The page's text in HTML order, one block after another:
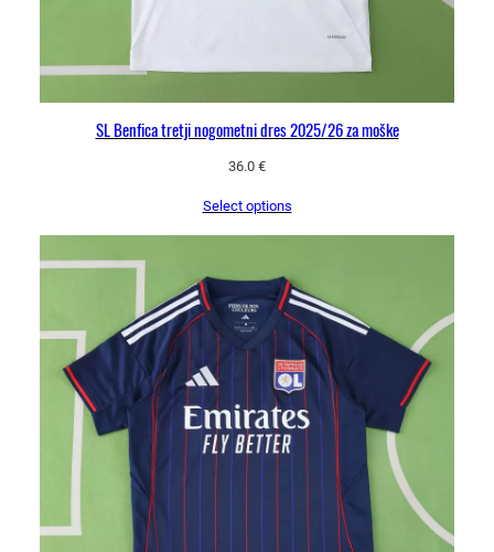
SL Benfica tretji nogometni dres 2025/26 za moške
36.0 €
Select options